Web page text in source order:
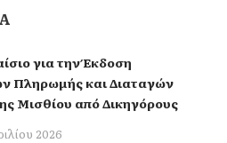
για την Έκδοση
Πληρωμής και Διαταγών
Μισθίου από Δικηγόρους
2026